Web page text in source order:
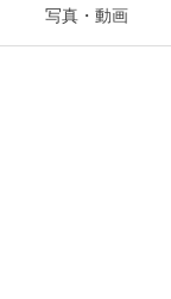
写真・動画